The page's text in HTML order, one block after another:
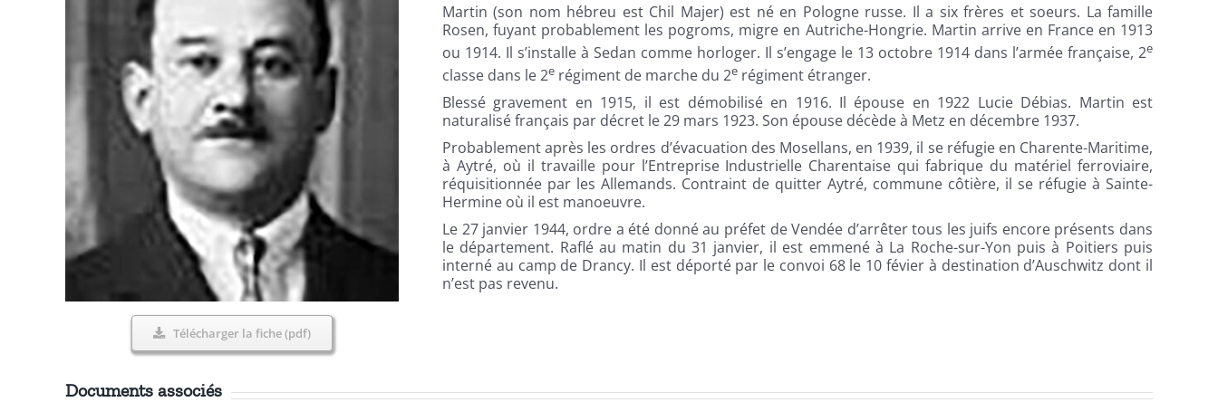
Télécharger la fiche (pdf)
Martin (son nom hébreu est Chil Majer) est né en Pologne russe. Il a six frères et soeurs. La famille
Rosen, fuyant probablement les pogroms, migre en Autriche-Hongrie. Martin arrive en France en 1913
ou 1914. Il s’installe à Sedan comme horloger. Il s’engage le 13 octobre 1914 dans l’armée française, 2e
classe dans le 2erégiment de marche du 2erégiment étranger.
Blessé gravement en 1915, il est démobilisé en 1916. Il épouse en 1922 Lucie Débias. Martin est
naturalisé français par décret le 29 mars 1923. Son épouse décède à Metz en décembre 1937.
Probablement après les ordres d’évacuation des Mosellans, en 1939, il se réfugie en Charente-Maritime,
à Aytré, où il travaille pour l’Entreprise Industrielle Charentaise qui fabrique du matériel ferroviaire,
réquisitionnée par les Allemands. Contraint de quitter Aytré, commune côtière, il se réfugie à Sainte-
Hermine où il est manoeuvre.
Le 27 janvier 1944, ordre a été donné au préfet de Vendée d’arrêter tous les juifs encore présents dans
le département. Raflé au matin du 31 janvier, il est emmené à La Roche-sur-Yon puis à Poitiers puis
interné au camp de Drancy. Il est déporté par le convoi 68 le 10 févier à destination d’Auschwitz dont il
n’est pas revenu.
Documents associés